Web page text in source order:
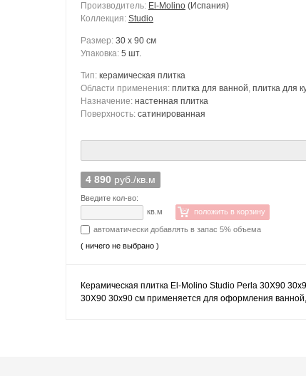
Производитель: El-Molino (Испания)
Коллекция: Studio
Размер: 30 x 90 см
Упаковка: 5 шт.
Тип: керамическая плитка
Области применения: плитка для ванной, плитка для
Назначение: настенная плитка
Поверхность: сатинированная
4 890 руб./кв.м
Введите кол-во:
кв.м
положить в корзину
автоматически добавлять в запас 5% объема
( ничего не выбрано )
Керамическая плитка El-Molino Studio Perla 30X90
30X90 30x90 см применяется для оформления